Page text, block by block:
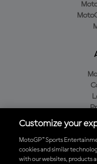
Baixe o
Customize your
MotoGP™ Sports
cookies and similar
with our websites, products